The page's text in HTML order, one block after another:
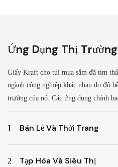
Ứng Dụng Thị Trường
Giấy Kraft cho túi mua sắm đã tìm
ngành công nghiệp khác nhau do độ
trường của nó. Các ứng dụng chính
1 Bán Lẻ Và Thời Trang
2 Tạp Hóa Và Siêu Thị